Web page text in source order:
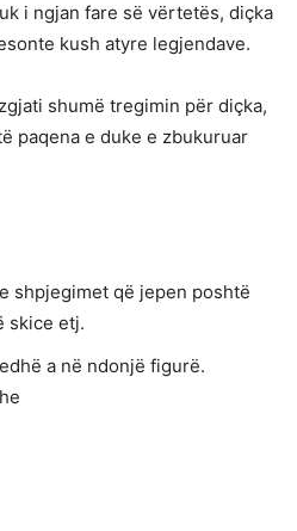
i ngjan fare së vërtetës, diçka
kush atyre legjendave.
shumë tregimin për diçka,
paqena e duke e zbukuruar
shpjegimet që jepen poshtë
skice etj.
a në ndonjë figurë.